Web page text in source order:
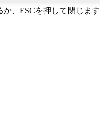
、ESCを押して閉じます